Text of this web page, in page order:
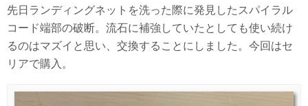
先日ランディングネットを洗った際に発見したスパイラル
コード端部の破断。流石に補強していたとしても使い続け
るのはマズイと思い、交換することにしました。今回はセ
リアで購入。